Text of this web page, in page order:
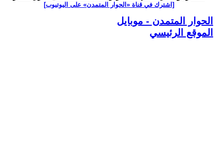
[اشترك في قناة ‫«الحوار المتمدن» على اليوتيوب]
الحوار المتمدن - موبايل
الموقع الرئيسي